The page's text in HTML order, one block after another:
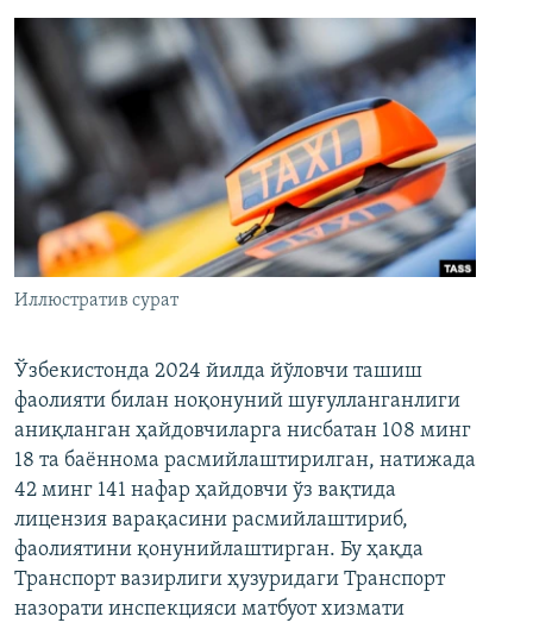
Иллюстратив сурат
Ўзбекистонда 2024 йилда йўловчи ташиш
фаолияти билан ноқонуний шуғулланганлиги
аниқланган ҳайдовчиларга нисбатан 108 минг
18 та баённома расмийлаштирилган, натижада
42 минг 141 нафар ҳайдовчи ўз вақтида
лицензия варақасини расмийлаштириб,
фаолиятини қонунийлаштирган. Бу ҳақда
Транспорт вазирлиги ҳузуридаги Транспорт
назорати инспекцияси матбуот хизмати